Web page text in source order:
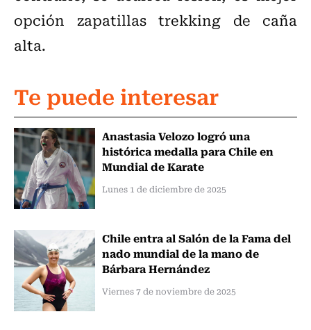
opción zapatillas trekking de caña
alta.
Te puede interesar
Anastasia Velozo logró una
histórica medalla para Chile en
Mundial de Karate
Lunes 1 de diciembre de 2025
Chile entra al Salón de la Fama del
nado mundial de la mano de
Bárbara Hernández
Viernes 7 de noviembre de 2025